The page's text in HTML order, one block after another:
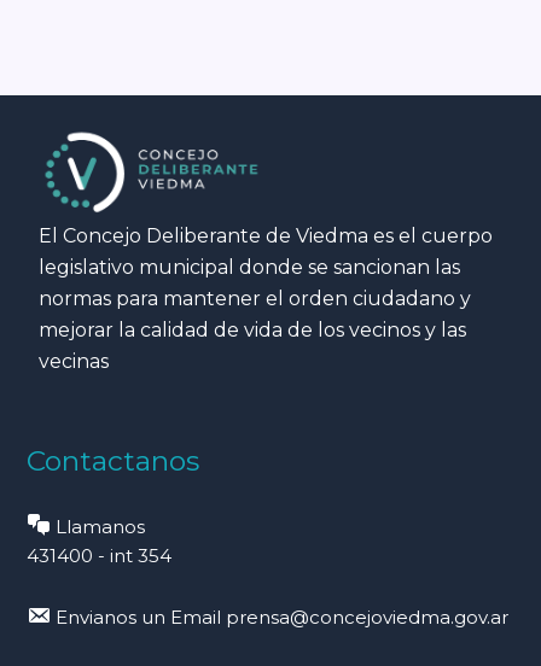
El Concejo Deliberante de Viedma es el cuerpo
legislativo municipal donde se sancionan las
normas para mantener el orden ciudadano y
mejorar la calidad de vida de los vecinos y las
vecinas
Contactanos
Llamanos
431400 - int 354
Envianos un Email prensa@concejoviedma.gov.ar